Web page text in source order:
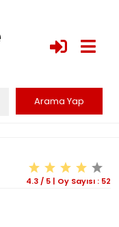
4.3 / 5 | Oy Sayısı : 52